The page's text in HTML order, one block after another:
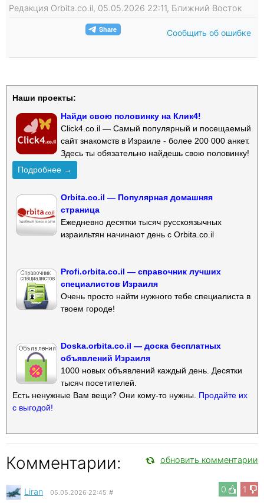
Редакция Orbita.co.il, 05.05.2026 22:11, Ближний Восток
Сообщить об ошибке
Наши проекты:
Найди свою половинку на Клик4!
Click4.co.il — Самый популярный и посещаемый
сайт знакомств в Израиле - более 200 000 анкет.
Здесь ты обязательно найдешь свою половинку!
Подробнее →
Orbita.co.il — Популярная домашняя
страница
Ежедневно десятки тысяч русскоязычных
израильтян начинают день с Orbita.co.il
Profi.orbita.co.il — справочник лучших
специалистов Израиля
Очень просто найти нужного тебе специалиста в
твоем городе!
Doska.orbita.co.il — доска бесплатных
объявлений Израиля
1000 новых объявлений каждый день. Десятки
тысяч посетителей.
Есть ненужные Вам вещи? Они кому-то нужны. Продайте их
с выгодой!
Комментарии: обновить комментарии
0 1
Liran 05.05.2026 22:45 #